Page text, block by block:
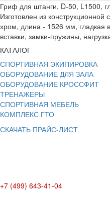
Гриф для штанги, D-50, L1500,
Изготовлен из
хром, длина - 1526 мм, гладкая
вставки, замки-пружины,
КАТАЛОГ
СПОРТИВНАЯ ЭКИПИРОВКА
ОБОРУДОВАНИЕ ДЛЯ ЗАЛА
ОБОРУДОВАНИЕ КРОССФИТ
ТРЕНАЖЕРЫ
СПОРТИВНАЯ МЕБЕЛЬ
КОМПЛЕКС ГТО
СКАЧАТЬ ПРАЙС-ЛИСТ
+7 (499) 643-41-04